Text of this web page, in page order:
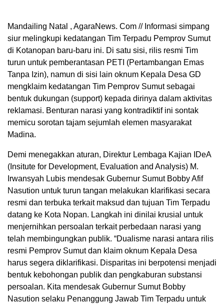
Mandailing Natal , AgaraNews. Com // Informasi simpang
siur melingkupi kedatangan Tim Terpadu Pemprov Sumut
di Kotanopan baru-baru ini. Di satu sisi, rilis resmi Tim
turun untuk pemberantasan PETI (Pertambangan Emas
Tanpa Izin), namun di sisi lain oknum Kepala Desa GD
mengklaim kedatangan Tim Pemprov Sumut sebagai
bentuk dukungan (support) kepada dirinya dalam aktivitas
reklamasi. Benturan narasi yang kontradiktif ini sontak
memicu sorotan tajam sejumlah elemen masyarakat
Madina.
Demi menegakkan aturan, Direktur Lembaga Kajian IDeA
(Insitute for Development, Evaluation and Analysis) M.
Irwansyah Lubis mendesak Gubernur Sumut Bobby Afif
Nasution untuk turun tangan melakukan klarifikasi secara
resmi dan terbuka terkait maksud dan tujuan Tim Terpadu
datang ke Kota Nopan. Langkah ini dinilai krusial untuk
menjernihkan persoalan terkait perbedaan narasi yang
telah membingungkan publik. “Dualisme narasi antara rilis
resmi Pemprov Sumut dan klaim oknum Kepala Desa
harus segera diklarifikasi. Disparitas ini berpotensi menjadi
bentuk kebohongan publik dan pengkaburan substansi
persoalan. Kita mendesak Gubernur Sumut Bobby
Nasution selaku Penanggung Jawab Tim Terpadu untuk